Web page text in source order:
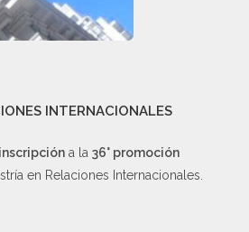
INTERNACIONALES
inscripción a la 36° promoción
en Relaciones Internacionales.